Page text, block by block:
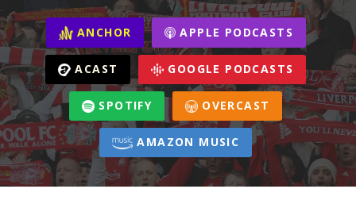
ANCHOR APPLE PODCASTS
ACAST GOOGLE PODCASTS
SPOTIFY OVERCAST
AMAZON MUSIC